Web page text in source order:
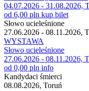
04.07.2026 - 31.08.2026,
od 6,00 pln kup bilet
Słowo ucieleśnione
27.06.2026 - 08.11.2026,
WYSTAWA
Słowo ucieleśnione
27.06.2026 - 08.11.2026,
od 0,00 pln info
Kandydaci śmierci
08.08.2026, Toruń